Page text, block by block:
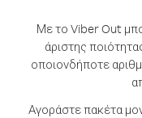
Με το Viber Out
άριστης
οποιονδήποτε
Αγοράστε πακέτα